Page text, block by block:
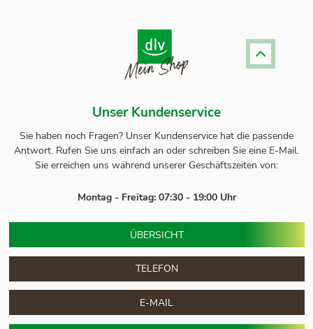
Unser Kundenservice
Sie haben noch Fragen? Unser Kundenservice hat die passende
Antwort. Rufen Sie uns einfach an oder schreiben Sie eine E-Mail.
Sie erreichen uns während unserer Geschäftszeiten von:
Montag - Freitag: 07:30 - 19:00 Uhr
ÜBERSICHT
TELEFON
E-MAIL